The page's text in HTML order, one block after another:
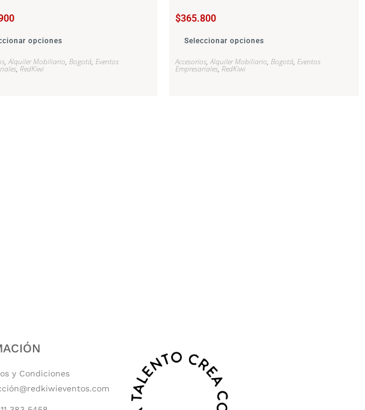
opciones
,Alquiler Mobiliario, Bogotá, Eventos
, RedKiwi
$365.800
Seleccionar opciones
Accesorios,Alquiler Mobiliario, Bogotá, Eventos
Empresariales, RedKiwi
y Condiciones